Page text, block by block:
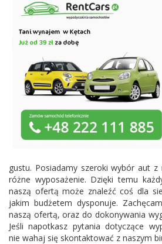
gustu. Posiadamy szeroki wybór aut z
różne wyposażenie. Dzięki temu
naszą ofertą może znaleźć coś dla
jakim budżetem dysponuje.
naszą ofertą, oraz do dokonywania
Jeśli napotkasz pytania dotyczące
nie wahaj się skontaktować z naszym